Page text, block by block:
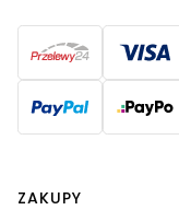
Linki w stopce
ZAKUPY